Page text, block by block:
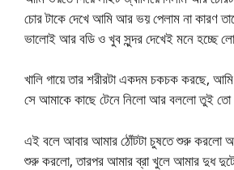
চোর টাকে দেখে আমি আর ভয় পেলাম না কারণ
ভালোই আর বডি ও খুব সুন্দর দেখেই মনে হচ্ছে
খালি গায়ে তার শরীরটা একদম চকচক করছে, আমি
সে আমাকে কাছে টেনে নিলো আর বললো তুই তো
এই বলে আবার আমার ঠোঁটটা চুষতে শুরু করলো
শুরু করলো, তারপর আমার ব্রা খুলে আমার দুধ